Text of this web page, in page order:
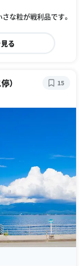
な粒が戦利品です。
る
） 15